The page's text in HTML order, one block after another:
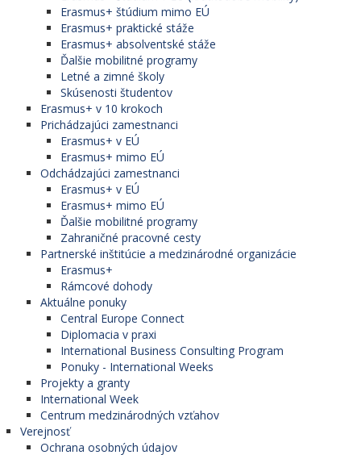
Erasmus+ štúdium mimo EÚ
Erasmus+ praktické stáže
Erasmus+ absolventské stáže
Ďalšie mobilitné programy
Letné a zimné školy
Skúsenosti študentov
Erasmus+ v 10 krokoch
Prichádzajúci zamestnanci
Erasmus+ v EÚ
Erasmus+ mimo EÚ
Odchádzajúci zamestnanci
Erasmus+ v EÚ
Erasmus+ mimo EÚ
Ďalšie mobilitné programy
Zahraničné pracovné cesty
Partnerské inštitúcie a medzinárodné organizácie
Erasmus+
Rámcové dohody
Aktuálne ponuky
Central Europe Connect
Diplomacia v praxi
International Business Consulting Program
Ponuky - International Weeks
Projekty a granty
International Week
Centrum medzinárodných vzťahov
Verejnosť
Ochrana osobných údajov